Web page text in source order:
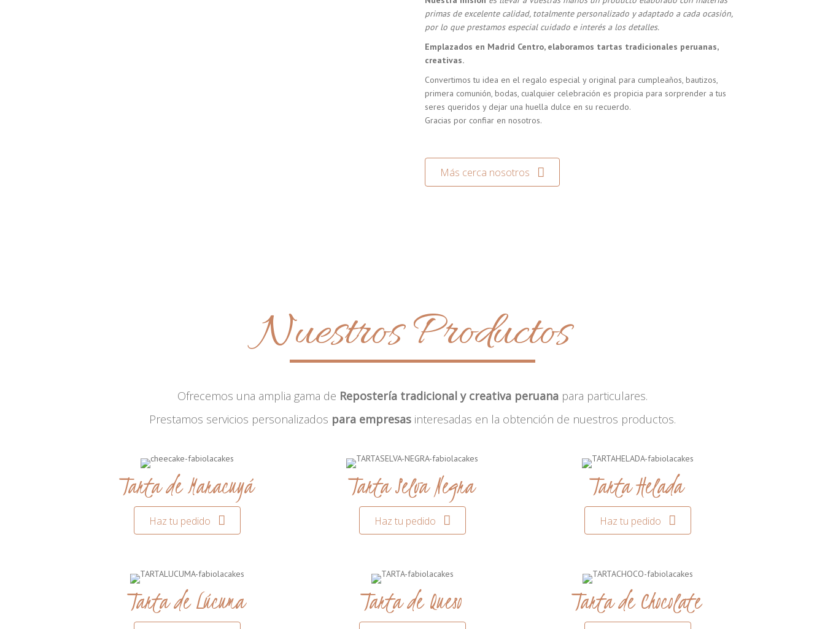
primas de excelente calidad, totalmente personalizado y adaptado a cada ocasión,
por lo que prestamos especial cuidado e interés a los detalles.
Emplazados en Madrid Centro, elaboramos tartas tradicionales peruanas,
creativas.
Convertimos tu idea en el regalo especial y original para cumpleaños, bautizos,
primera comunión, bodas, cualquier celebración es propicia para sorprender a tus
seres queridos y dejar una huella dulce en su recuerdo.
Gracias por confiar en nosotros.
Más cerca nosotros
Nuestros Productos
Ofrecemos una amplia gama de Repostería tradicional y creativa peruana para particulares.
Prestamos servicios personalizados para empresas interesadas en la obtención de nuestros productos.
Tarta de Maracuyá
Haz tu pedido
Tarta Selva Negra
Haz tu pedido
Tarta Helada
Haz tu pedido
Tarta de Lúcuma Tarta de Queso Tarta de Chocolate